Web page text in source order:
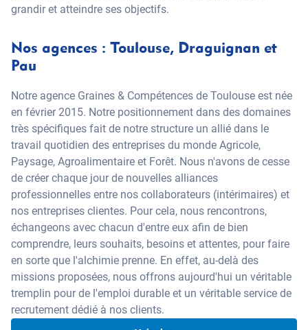
grandir et atteindre ses objectifs.
Nos agences : Toulouse, Draguignan et
Pau
Notre agence Graines & Compétences de Toulouse est née
en février 2015. Notre positionnement dans des domaines
très spécifiques fait de notre structure un allié dans le
travail quotidien des entreprises du monde Agricole,
Paysage, Agroalimentaire et Forêt. Nous n'avons de cesse
de créer chaque jour de nouvelles alliances
professionnelles entre nos collaborateurs (intérimaires) et
nos entreprises clientes. Pour cela, nous rencontrons,
échangeons avec chacun d'entre eux afin de bien
comprendre, leurs souhaits, besoins et attentes, pour faire
en sorte que l'alchimie prenne. En effet, au-delà des
missions proposées, nous offrons aujourd'hui un véritable
tremplin pour de l'emploi durable et un véritable service de
recrutement dédié à nos clients.